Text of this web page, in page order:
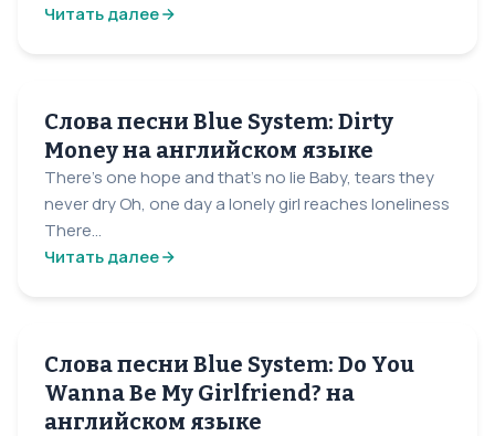
Читать далее
Слова песни Blue System: Dirty
Money на английском языке
There's one hope and that's no lie Baby, tears they
never dry Oh, one day a lonely girl reaches loneliness
There...
Читать далее
Слова песни Blue System: Do You
Wanna Be My Girlfriend? на
английском языке